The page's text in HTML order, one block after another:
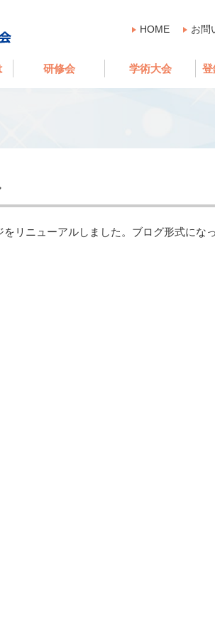
HOME お問
研修会 学術大会 登
リニューアルしました。ブログ形式に